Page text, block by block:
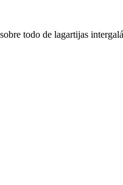
todo de lagartijas